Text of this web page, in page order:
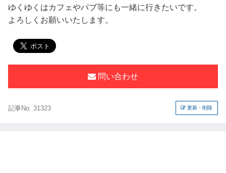
ゆくゆくはカフェやパブ等にも一緒に行きたいです。
よろしくお願いいたします。
問い合わせ
記事No. 31323 更新・削除